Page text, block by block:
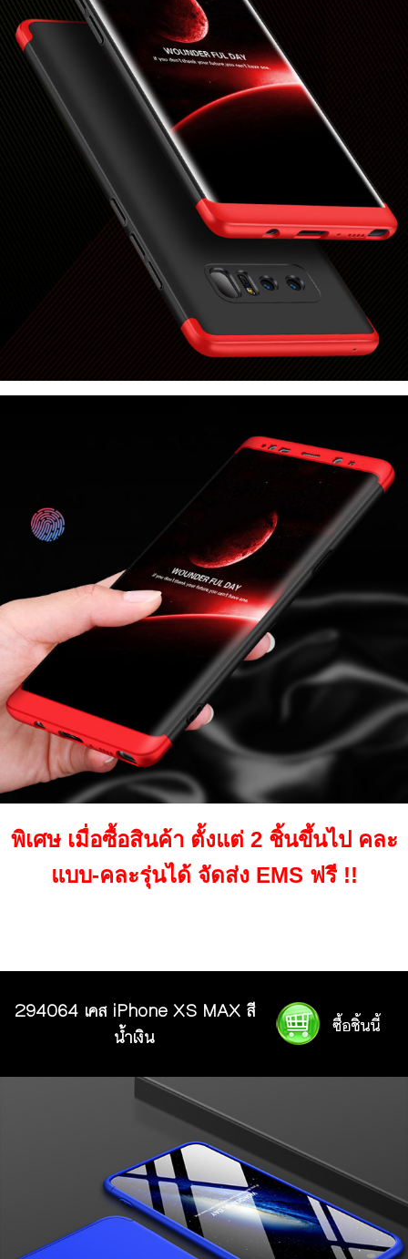
พิเศษ เมื่อซื้อสินค้า ตั้งแต่ 2 ชิ้นขึ้นไป คละ
แบบ-คละรุ่นได้ จัดส่ง EMS ฟรี !!
294064 เคส iPhone XS MAX สี
น้ำเงิน